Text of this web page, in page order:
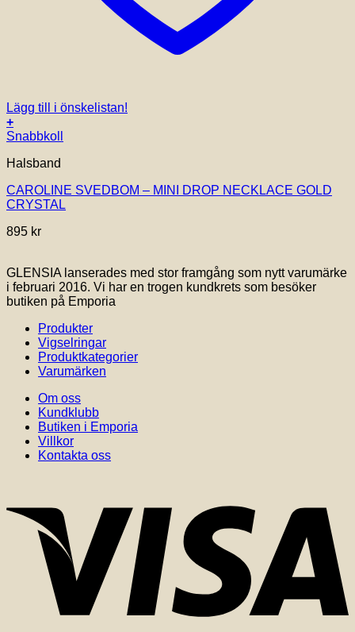
Lägg till i önskelistan!
+
Snabbkoll
Halsband
CAROLINE SVEDBOM – MINI DROP NECKLACE GOLD
CRYSTAL
895 kr
GLENSIA lanserades med stor framgång som nytt varumärke
i februari 2016. Vi har en trogen kundkrets som besöker
butiken på Emporia
Produkter
Vigselringar
Produktkategorier
Varumärken
Om oss
Kundklubb
Butiken i Emporia
Villkor
Kontakta oss